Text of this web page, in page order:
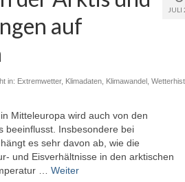
JULI
auf
in: Extremwetter, Klimadaten, Klimawandel,
Mitteleuropa wird auch von den
beeinflusst. Insbesondere bei
es sehr davon ab, wie die
und Eisverhältnisse in den arktischen
… Weiter